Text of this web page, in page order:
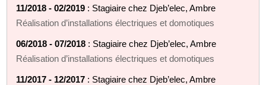
11/2018 - 02/2019 : Stagiaire chez Djeb’elec, Ambre
Réalisation d’installations électriques et domotiques
06/2018 - 07/2018 : Stagiaire chez Djeb’elec, Ambre
Réalisation d’installations électriques et domotiques
11/2017 - 12/2017 : Stagiaire chez Djeb’elec, Ambre